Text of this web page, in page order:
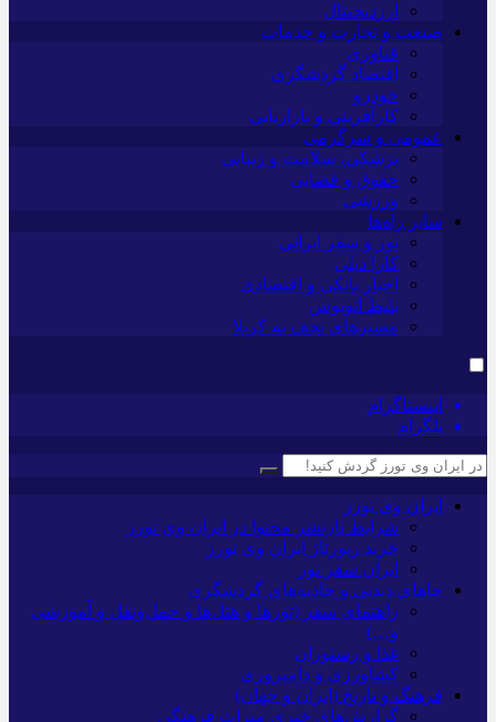
ارزدیجیتال
صنعت و تجارت و خدمات
فناوری
اقتصاد گردشگری
خودرو
کارآفرینی و بازاریابی
عمومی و سرگرمی
پزشکی، سلامت و زیبایی
حقوق و قضایی
ورزشی
سایر راه‌ها
تور و سفر ایرانی
کارا دیلی
اخبار بانکی و اقتصادی
بلیط اتوبوس
مسیرهای نجف به کربلا
اینستاگرام
تلگرام
ایران وی تورز
شرایط بازنشر محتوا در ایران وی تورز
خرید رپورتاژ ایران وی تورز
ایران سفر تور
جاهای دیدنی و جاذبه‌های گردشگری
راهنمای سفر (تورها و هتل‌ها و حمل‌و‌نقل و آموزشی
و…)
غذا و رستوران
کشاورزی و دامپروری
فرهنگ و تاریخ (ایران و جهان)
گزارش‌های خبری میراث فرهنگی